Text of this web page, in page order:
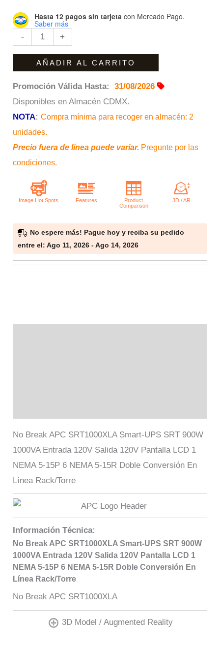
Hasta 12 pagos sin tarjeta con Mercado Pago.
Saber más
-
Rack/Torre
cantidad
+
AÑADIR AL CARRITO
Promoción Válida Hasta:
31/08/2026
Disponibles en Almacén CDMX.
NOTA: Compra mínima para recoger en almacén: 2
unidades.
Precio fuera de línea puede variar. Pregunte por las
condiciones.
No espere más! Pague hoy y reciba su pedido
entre el: Ago 11, 2026 - Ago 14, 2026
No Break APC SRT1000XLA Smart-UPS SRT 900W
1000VA Entrada 120V Salida 120V Pantalla LCD 1
NEMA 5-15P 6 NEMA 5-15R Doble Conversión En
Línea Rack/Torre
Información Técnica:
No Break APC SRT1000XLA Smart-UPS SRT 900W
1000VA Entrada 120V Salida 120V Pantalla LCD 1
NEMA 5-15P 6 NEMA 5-15R Doble Conversión En
Línea Rack/Torre
No Break APC SRT1000XLA
3D Model / Augmented Reality